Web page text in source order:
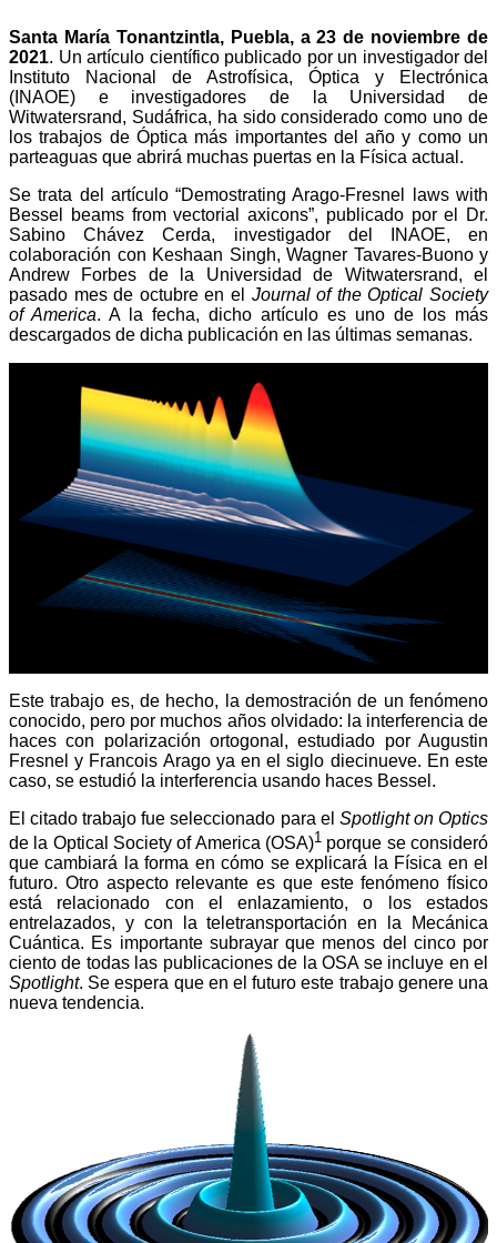
Santa María Tonantzintla, Puebla, a 23 de noviembre de
2021. Un artículo científico publicado por un investigador del
Instituto Nacional de Astrofísica, Óptica y Electrónica
(INAOE) e investigadores de la Universidad de
Witwatersrand, Sudáfrica, ha sido considerado como uno de
los trabajos de Óptica más importantes del año y como un
parteaguas que abrirá muchas puertas en la Física actual.
Se trata del artículo “Demostrating Arago-Fresnel laws with
Bessel beams from vectorial axicons”, publicado por el Dr.
Sabino Chávez Cerda, investigador del INAOE, en
colaboración con Keshaan Singh, Wagner Tavares-Buono y
Andrew Forbes de la Universidad de Witwatersrand, el
pasado mes de octubre en el Journal of the Optical Society
of America. A la fecha, dicho artículo es uno de los más
descargados de dicha publicación en las últimas semanas.
Este trabajo es, de hecho, la demostración de un fenómeno
conocido, pero por muchos años olvidado: la interferencia de
haces con polarización ortogonal, estudiado por Augustin
Fresnel y Francois Arago ya en el siglo diecinueve. En este
caso, se estudió la interferencia usando haces Bessel.
El citado trabajo fue seleccionado para el Spotlight on Optics
de la Optical Society of America (OSA)1 porque se consideró
que cambiará la forma en cómo se explicará la Física en el
futuro. Otro aspecto relevante es que este fenómeno físico
está relacionado con el enlazamiento, o los estados
entrelazados, y con la teletransportación en la Mecánica
Cuántica. Es importante subrayar que menos del cinco por
ciento de todas las publicaciones de la OSA se incluye en el
Spotlight. Se espera que en el futuro este trabajo genere una
nueva tendencia.